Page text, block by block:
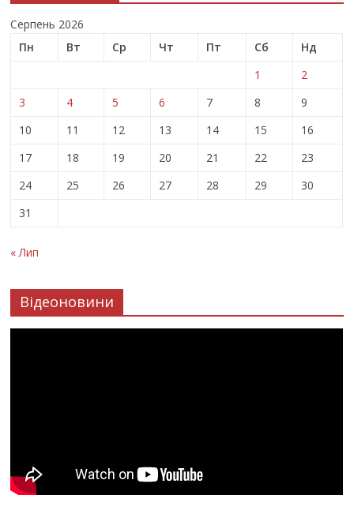
Серпень 2026
Пн
Вт Ср Чт Пт Сб
Нд
1
2
3
4 5 6 7 8
9
10
11 12 13 14 15
16
17
18 19 20 21 22
23
24
25 26 27 28 29
30
31
« Лип
Відеоновини